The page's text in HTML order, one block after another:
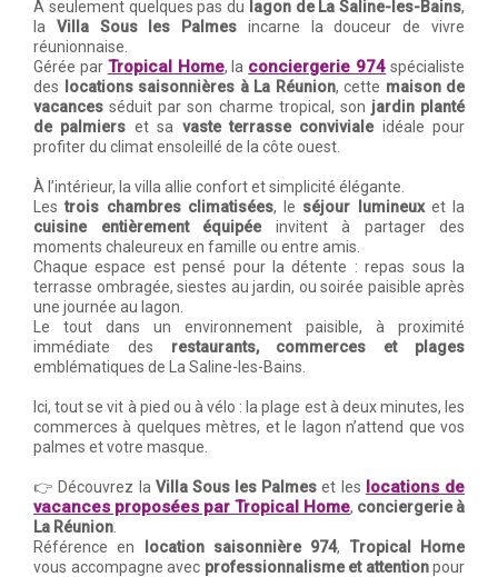
À seulement quelques pas du lagon de La Saline-les-Bains,
la Villa Sous les Palmes incarne la douceur de vivre
réunionnaise.
Gérée par Tropical Home, la conciergerie 974 spécialiste
des
locations saisonnières à La Réunion, cette maison de
vacances séduit par son charme tropical, son jardin planté
de palmiers et sa vaste terrasse convivialeidéale pour
profiter du climat ensoleillé de la côte ouest.
À l’intérieur, la villa allie confort et simplicité élégante.
Lestrois chambres climatisées, le séjour lumineuxet la
cuisine entièrement équipéeinvitent à partager des
moments chaleureux en famille ou entre amis.
Chaque espace est pensé pour la détente : repas sous la
terrasse ombragée, siestes au jardin, ou soirée paisible après
une journée au lagon.
Le tout dans un environnement paisible, à proximité
immédiate des restaurants, commerces et plages
emblématiques de La Saline-les-Bains.
Ici, tout se vit à pied ou à vélo : la plage est à deux minutes, les
commerces à quelques mètres, et le lagon n’attend que vos
palmes et votre masque.
👉 Découvrez la Villa Sous les Palmes et les locations de
vacances proposées par Tropical Home, conciergerie à
La Réunion
Référence en
location saisonnière 974, Tropical Home
vous accompagne avec professionnalisme et attentionpour